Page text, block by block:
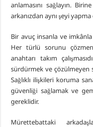
anlamasını sağlayın.
arkanızdan aynı şeyi yapma
Bir avuç insanla ve
Her türlü sorunu
anahtarı takım
sürdürmek ve çözülmeyen
Sağlıklı ilişkileri koruma
güvenliği sağlamak ve
gereklidir.
Mürettebattaki